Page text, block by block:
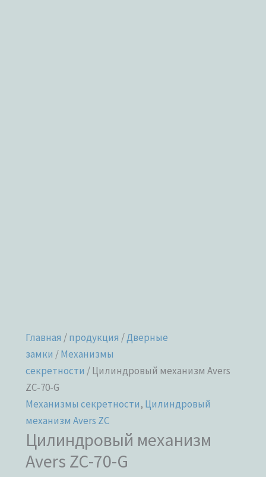
Главная /продукция /Дверные
замки /Механизмы
секретности / Цилиндровый механизм Avers
ZC-70-G
Механизмы секретности, Цилиндровый
механизм Avers ZC
Цилиндровый механизм
Avers ZC-70-G